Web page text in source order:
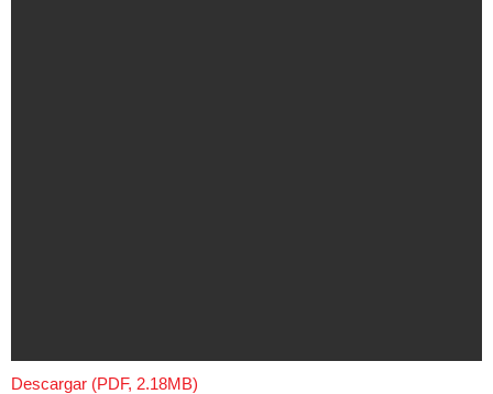
Descargar (PDF, 2.18MB)